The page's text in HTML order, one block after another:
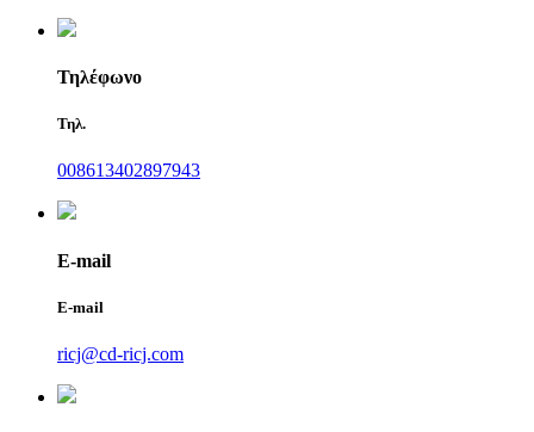
Τηλέφωνο
Τηλ.
008613402897943
E-mail
E-mail
ricj@cd-ricj.com